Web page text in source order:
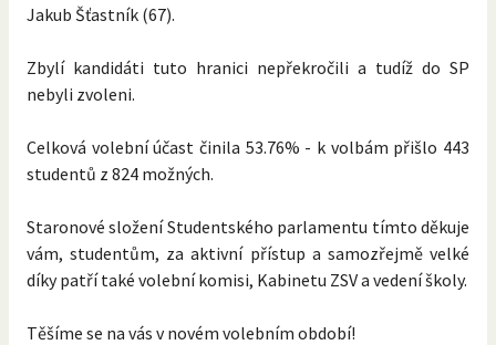
Jakub Šťastník (67).
Zbylí kandidáti tuto hranici nepřekročili a tudíž do SP
nebyli zvoleni.
Celková volební účast činila 53.76% - k volbám přišlo 443
studentů z 824 možných.
Staronové složení Studentského parlamentu tímto děkuje
vám, studentům, za aktivní přístup a samozřejmě velké
díky patří také volební komisi, Kabinetu ZSV a vedení školy.
Těšíme se na vás v novém volebním období!